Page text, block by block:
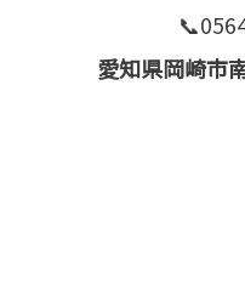
愛知県岡崎市